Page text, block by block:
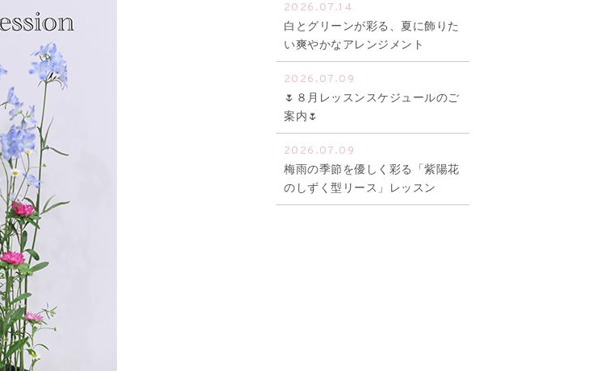
2026.07.14
白とグリーンが彩る、夏に飾りた
い爽やかなアレンジメント
2026.07.09
🌷８月レッスンスケジュールのご
案内🌷
2026.07.09
梅雨の季節を優しく彩る「紫陽花
のしずく型リース」レッスン